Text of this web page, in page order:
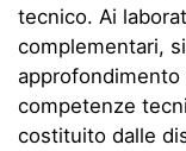
tecnico. Ai
complementari,
approfondimento
competenze
costituito dalle